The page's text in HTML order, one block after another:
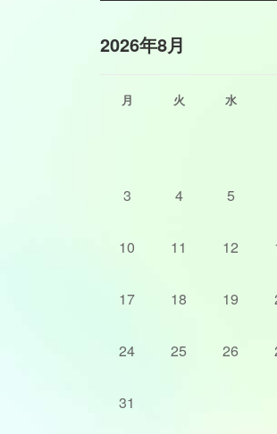
2026年8月
月 火 水
3 4 5
10 11 12
17 18 19
24 25 26
31